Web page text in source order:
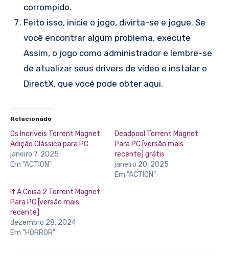
corrompido.
Feito isso, inicie o jogo, divirta-se e jogue. Se
você encontrar algum problema, execute
Assim, o jogo como administrador e lembre-se
de atualizar seus drivers de vídeo e instalar o
DirectX, que você pode obter aqui.
Relacionado
Os Incríveis Torrent Magnet
Adição Clássica para PC
janeiro 7, 2025
Em "ACTION"
Deadpool Torrent Magnet
Para PC [versão mais
recente] grátis
janeiro 20, 2025
Em "ACTION"
It A Coisa 2 Torrent Magnet
Para PC [versão mais
recente]
dezembro 28, 2024
Em "HORROR"